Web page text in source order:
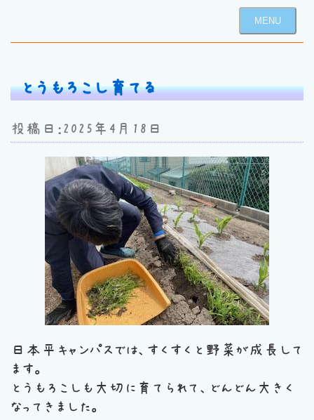
MENU
とうもろこし育てる
投稿日：2025年4月18日
日本平キャンパスでは、すくすくと野菜が成長して
ます。
とうもろこしも大切に育てられて、どんどん大きく
なってきました。